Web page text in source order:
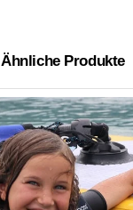
Ähnliche Produkte